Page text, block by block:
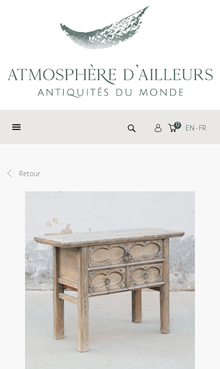
Rechercher : 0 EN FR
Retour